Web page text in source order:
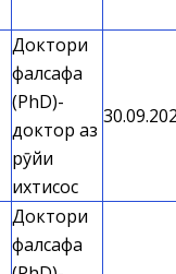
Доктори
фалсафа
(PhD)-
доктор аз
рӯйи
ихтисос
Доктори
фалсафа